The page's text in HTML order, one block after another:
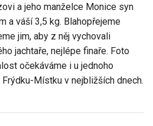
a jeho manželce Monice syn
a váší 3,5 kg. Blahopřejeme
jim, aby z něj vychovali
jachtaře, nejlépe finaře. Foto
očekáváme i u jednoho
Místku v nejbližších dnech.